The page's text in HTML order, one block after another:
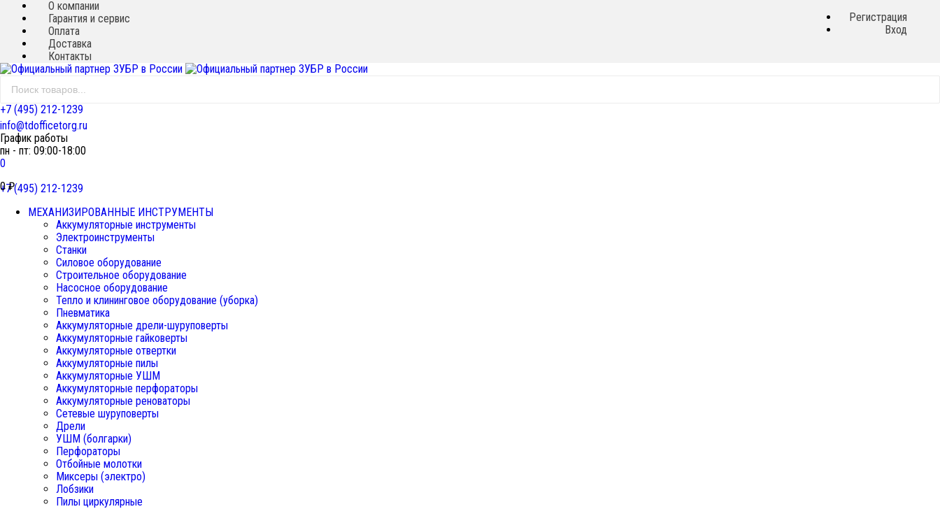
О компании
Гарантия и сервис
Оплата
Доставка
Контакты
Регистрация
Вход
+7 (495) 212-1239
info@tdofficetorg.ru
График работы
пн - пт: 09:00-18:00
0
0₽
+7 (495) 212-1239
МЕХАНИЗИРОВАННЫЕ ИНСТРУМЕНТЫ
Аккумуляторные инструменты
Электроинструменты
Станки
Силовое оборудование
Строительное оборудование
Насосное оборудование
Тепло и клининговое оборудование (уборка)
Пневматика
Аккумуляторные дрели-шуруповерты
Аккумуляторные гайковерты
Аккумуляторные отвертки
Аккумуляторные пилы
Аккумуляторные УШМ
Аккумуляторные перфораторы
Аккумуляторные реноваторы
Сетевые шуруповерты
Дрели
УШМ (болгарки)
Перфораторы
Отбойные молотки
Миксеры (электро)
Лобзики
Пилы циркулярные